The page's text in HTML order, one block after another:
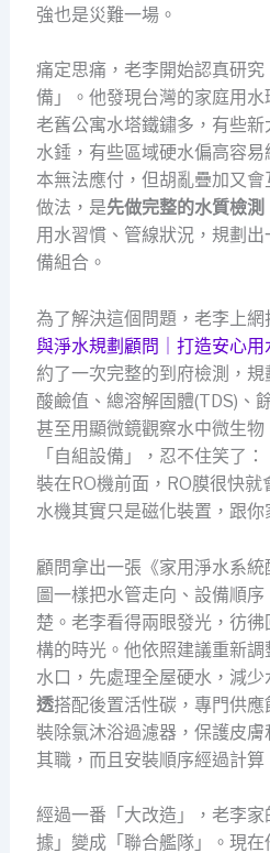
強也是災難一場。
痛定思痛，老李開始認真研
備」。他發現台灣的家庭用
老舊公寓水塔鐵鏽多，有些
水錘，有些區域硬水偏高容
本無法應付，但胡亂疊加又
做法，是先做完整的水質檢測
用水習慣、管線狀況，規劃
備組合。
為了解決這個問題，老李上網
與淨水規劃顧問｜打造安心用
約了一次完整的到府檢測，
酸鹼值、總溶解固體(TDS)、
甚至用顯微鏡觀察水中微生
「自組設備」，忍不住笑了
裝在RO機前面，RO膜很快
水機其實只是磁化裝置，跟你
顧問拿出一張《家用淨水系
圖一樣把水管走向、設備順
楚。老李看得兩眼發光，彷
構的時光。他依照建議重新
水口，先處理全屋硬水，減
透搭配後置活性碳，專門供
裝除氯沐浴過濾器，保護皮
其職，而且安裝順序經過計算
經過一番「大改造」，老李家
據」變成「聯合艦隊」。現